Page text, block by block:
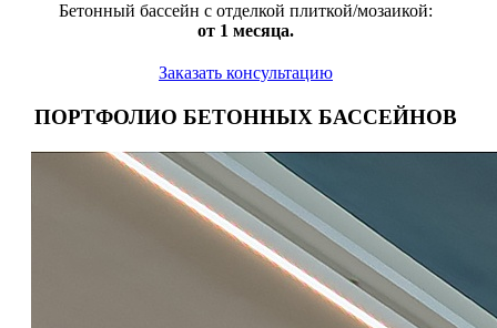
Бетонный бассейн с отделкой плиткой/мозаикой:
от 1 месяца.
Заказать консультацию
ПОРТФОЛИО БЕТОННЫХ БАССЕЙНОВ